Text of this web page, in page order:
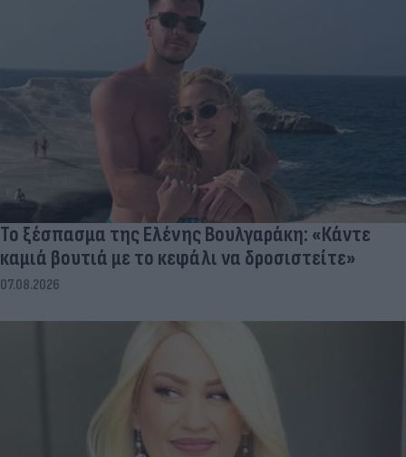
Το ξέσπασμα της Ελένης Βουλγαράκη: «Κάντε
καμιά βουτιά με το κεφάλι να δροσιστείτε»
07.08.2026